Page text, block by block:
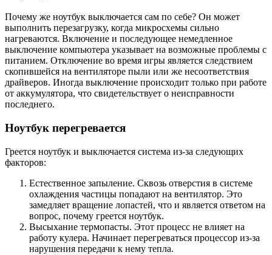
Почему же ноутбук выключается сам по себе? Он может
выполнить перезагрузку, когда микросхемы сильно
нагреваются. Включение и последующее немедленное
выключение компьютера указывает на возможные проблемы с
питанием. Отключение во время игры является следствием
скопившейся на вентиляторе пыли или же несоответствия
драйверов. Иногда выключение происходит только при работе
от аккумулятора, что свидетельствует о неисправности
последнего.
Ноутбук перегревается
Греется ноутбук и выключается система из-за следующих
факторов:
Естественное запыление. Сквозь отверстия в системе
охлаждения частицы попадают на вентилятор. Это
замедляет вращение лопастей, что и является ответом на
вопрос, почему греется ноутбук.
Высыхание термопасты. Этот процесс не влияет на
работу кулера. Начинает перегреваться процессор из-за
нарушения передачи к нему тепла.